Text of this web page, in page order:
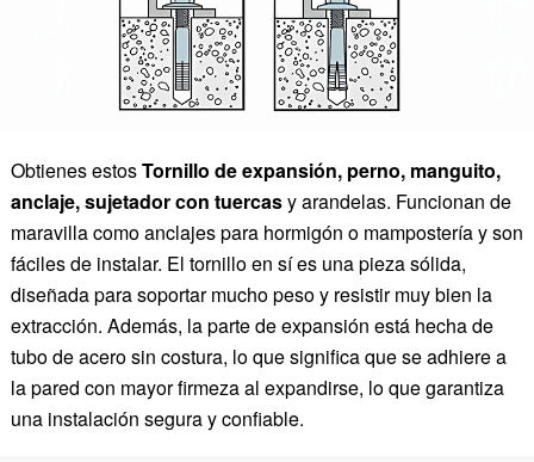
Obtienes estosTornillo de expansión, perno, manguito,
anclaje, sujetador con tuercasy arandelas. Funcionan de
maravilla como anclajes para hormigón o mampostería y son
fáciles de instalar. El tornillo en sí es una pieza sólida,
diseñada para soportar mucho peso y resistir muy bien la
extracción. Además, la parte de expansión está hecha de
tubo de acero sin costura, lo que significa que se adhiere a
la pared con mayor firmeza al expandirse, lo que garantiza
una instalación segura y confiable.